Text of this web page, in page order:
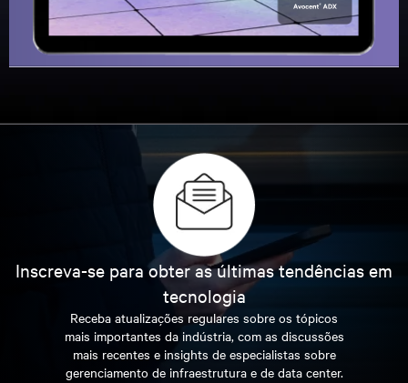
Inscreva-se para obter as últimas tendências em
tecnologia
Receba atualizações regulares sobre os tópicos
mais importantes da indústria, com as discussões
mais recentes e insights de especialistas sobre
gerenciamento de infraestrutura e de data center.